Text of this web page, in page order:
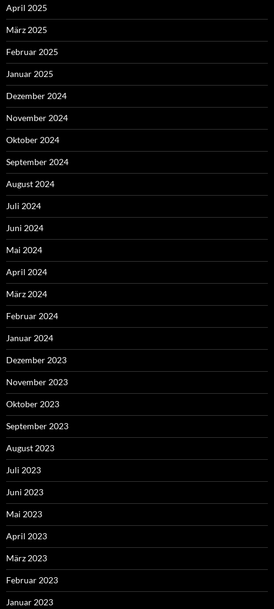
April 2025
März 2025
Februar 2025
Januar 2025
Dezember 2024
November 2024
Oktober 2024
September 2024
August 2024
Juli 2024
Juni 2024
Mai 2024
April 2024
März 2024
Februar 2024
Januar 2024
Dezember 2023
November 2023
Oktober 2023
September 2023
August 2023
Juli 2023
Juni 2023
Mai 2023
April 2023
März 2023
Februar 2023
Januar 2023